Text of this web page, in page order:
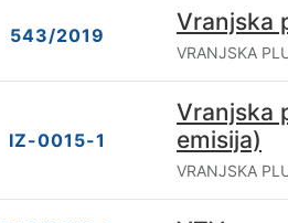
543/2019 Vranjska
VRANJSKA
IZ-0015-1
Vranjska
emisija)
VRANJSKA